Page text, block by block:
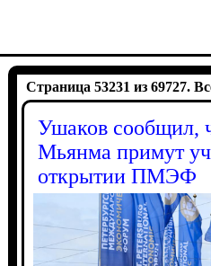
Страница 53231 из 69727.
Ушаков сообщил,
Мьянма примут
открытии ПМЭФ